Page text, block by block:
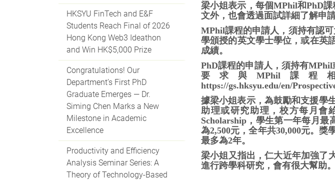
HKSYU FinTech and E&F
Students Reach Final of 2026
Hong Kong Web3 Ideathon
and Win HK$5,000 Prize
Congratulations! Our
Department’s First PhD
Graduate Emerges — Dr.
Siming Chen Marks a New
Milestone in Academic
Excellence
Productivity and Efficiency
Analysis Seminar Series: A
Theory of Technology-Based
梁小姐表示，每個MPhil和PhD
文外，也會透過面試詳細了解申請
MPhil課程的申請人，須持有認
學頒授的英文學士學位，或在英
成績。
PhD課程的申請人，須持有
要求與MPhil課
https://gs.hksyu.edu/en/
據梁小姐表示，為鼓勵和支援學
助理或研究助理，校方每月會
Scholarship，學生第一年每月最
為2,500元，全年共30,000元。
最多為2年。
梁小姐又指出，仁大近年加強了
進行跨學科研究，會有很大幫助。